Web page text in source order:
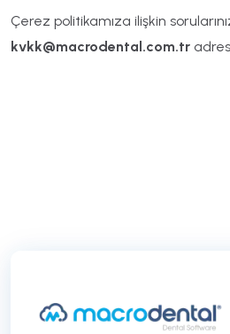
Çerez politikamıza ilişkin
kvkk@macrodental.com.tr